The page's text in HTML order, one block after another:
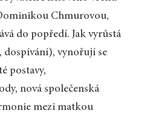
Chmurovou,
do popředí. Jak vyrůstá
dospívání), vynořují se
postavy,
nová společenská
mezi matkou